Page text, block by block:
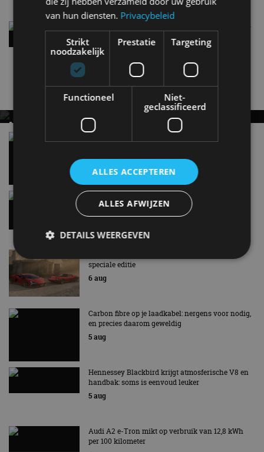
Audi A6 Allroad (2026) krijgt voor het eerst plug-
in hybride aandrijflijn
16 jun
Nieuwste berichten
MET KORTING NAAR EV EXPERIENCE 2026?
AUTORAI REGELT HET!
28 mei
Gespot: een Chevrolet Corvette Z06
7 aug
speciale editie
6 aug
Carbon fibre op je laadkabel: nergens voor nodig,
en precies daarom geweldig
5 aug
Hennessey Blackbird krijgt atmosferische V8 en
handbak: soms is eenvoud leuker
5 aug
Audi A2 e-Tron mikt op verbruik van 12,8 kWh
per 100 kilometer
van hun diensten. Privacybeleid
Strikt
noodzakelijk
Prestatie Targeting
Functioneel
Niet-
geclassificeerd
ALLES ACCEPTEREN
ALLES AFWIJZEN
DETAILS WEERGEVEN
Strikt noodzakelijk
Functioneel
Strikt noodzakelijke cookies maken de
kernfunctionaliteiten van de website mogelijk, zoals
gebruikersaanmelding en accountbeheer. De
Aanbieder/
Domein
Vervaldatum
vertrouwd
te